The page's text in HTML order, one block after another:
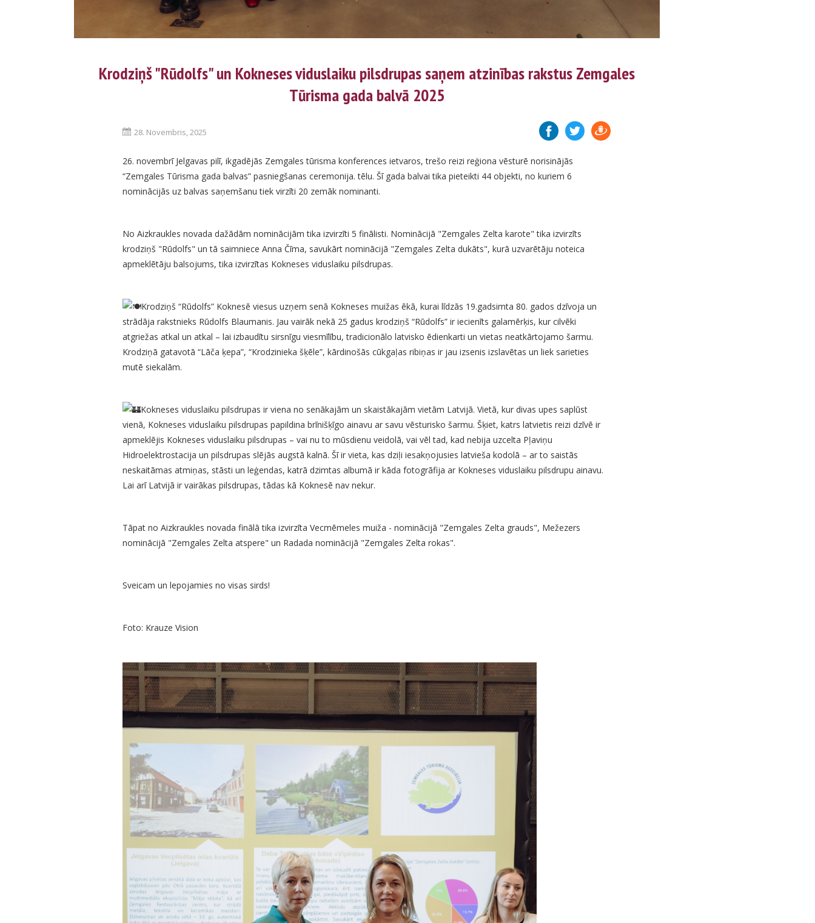
Krodziņš "Rūdolfs" un Kokneses viduslaiku pilsdrupas saņem atzinības rakstus Zemgales
Tūrisma gada balvā 2025
28. Novembris, 2025
26. novembrī Jelgavas pilī, ikgadējās Zemgales tūrisma konferences ietvaros, trešo reizi reģiona vēsturē norisinājās
“Zemgales Tūrisma gada balvas” pasniegšanas ceremonija. tēlu. Šī gada balvai tika pieteikti 44 objekti, no kuriem 6
nominācijās uz balvas saņemšanu tiek virzīti 20 zemāk nominanti.
No Aizkraukles novada dažādām nominācijām tika izvirzīti 5 finālisti. Nominācijā "Zemgales Zelta karote" tika izvirzīts
krodziņš "Rūdolfs" un tā saimniece Anna Čīma, savukārt nominācijā "Zemgales Zelta dukāts", kurā uzvarētāju noteica
apmeklētāju balsojums, tika izvirzītas Kokneses viduslaiku pilsdrupas.
Krodziņš “Rūdolfs” Koknesē viesus uzņem senā Kokneses muižas ēkā, kurai līdzās 19.gadsimta 80. gados dzīvoja un
strādāja rakstnieks Rūdolfs Blaumanis. Jau vairāk nekā 25 gadus krodziņš “Rūdolfs” ir iecienīts galamērķis, kur cilvēki
atgriežas atkal un atkal – lai izbaudītu sirsnīgu viesmīlību, tradicionālo latvisko ēdienkarti un vietas neatkārtojamo šarmu.
Krodziņā gatavotā “Lāča ķepa”, “Krodzinieka šķēle”, kārdinošās cūkgaļas ribiņas ir jau izsenis izslavētas un liek sarieties
mutē siekalām.
Kokneses viduslaiku pilsdrupas ir viena no senākajām un skaistākajām vietām Latvijā. Vietā, kur divas upes saplūst
vienā, Kokneses viduslaiku pilsdrupas papildina brīnišķīgo ainavu ar savu vēsturisko šarmu. Šķiet, katrs latvietis reizi dzīvē ir
apmeklējis Kokneses viduslaiku pilsdrupas – vai nu to mūsdienu veidolā, vai vēl tad, kad nebija uzcelta Pļaviņu
Hidroelektrostacija un pilsdrupas slējās augstā kalnā. Šī ir vieta, kas dziļi iesakņojusies latvieša kodolā – ar to saistās
neskaitāmas atmiņas, stāsti un leģendas, katrā dzimtas albumā ir kāda fotogrāfija ar Kokneses viduslaiku pilsdrupu ainavu.
Lai arī Latvijā ir vairākas pilsdrupas, tādas kā Koknesē nav nekur.
Tāpat no Aizkraukles novada finālā tika izvirzīta Vecmēmeles muiža - nominācijā "Zemgales Zelta grauds", Mežezers
nominācijā "Zemgales Zelta atspere" un Radada nominācijā "Zemgales Zelta rokas".
Sveicam un lepojamies no visas sirds!
Foto: Krauze Vision